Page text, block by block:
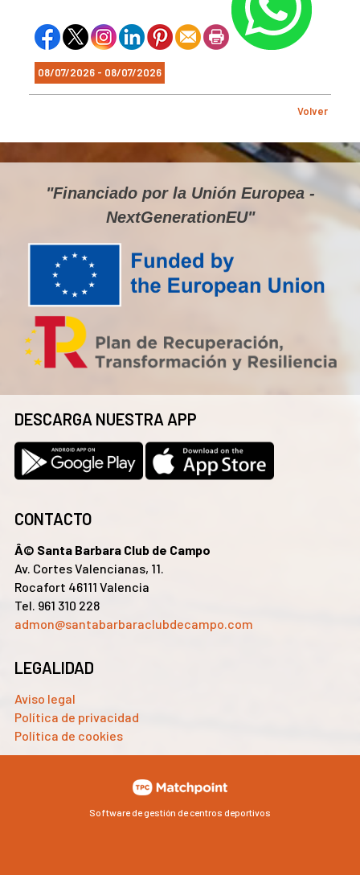
08/07/2026 - 08/07/2026
Volver
"Financiado por la Unión Europea -
NextGenerationEU"
DESCARGA NUESTRA APP
CONTACTO
Â© Santa Barbara Club de Campo
Av. Cortes Valencianas, 11.
Rocafort 46111 Valencia
Tel. 961 310 228
admon@santabarbaraclubdecampo.com
LEGALIDAD
Aviso legal
Política de privacidad
Política de cookies
Software de gestión de centros deportivos